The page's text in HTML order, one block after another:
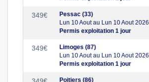
349€
Pessac (33)
Lun 10 Aout au Lun 10 Aout 2026
Permis exploitation 1 jour
349€
Limoges (87)
Lun 10 Aout au Lun 10 Aout 2026
Permis exploitation 1 jour
Poitiers (86)